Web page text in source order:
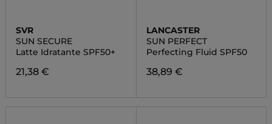
SVR
SUN SECURE
Latte Idratante SPF50+
21,38 €
LANCASTER
SUN PERFECT
Perfecting Fluid SPF50
38,89 €